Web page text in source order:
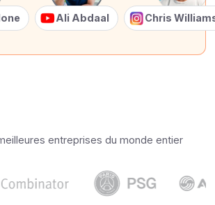
Ali Abdaal Chris
entreprises du monde entier